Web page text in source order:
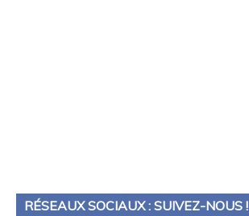
RÉSEAUX SOCIAUX : SUIVEZ-NOUS !